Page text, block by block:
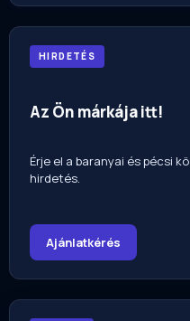
HIRDETÉS
Az Ön márkája itt!
Érje el a baranyai és pécsi
hirdetés.
Ajánlatkérés